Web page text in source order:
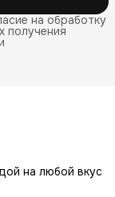
на обработку
получения
на любой вкус